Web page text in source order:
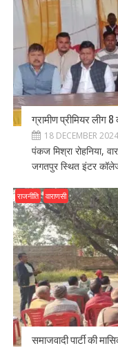
ग्रामीण प्रीमियर लीग
18 DECEMBER 2024
पंकज मिश्रा रोहनिया,
जगतपुर स्थित इंटर
राजनीति वाराणसी
समाजवादी पार्टी की